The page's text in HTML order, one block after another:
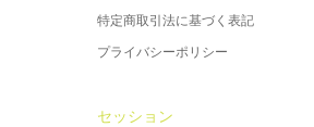
特定商取引法に基づく表記
プライバシーポリシー
セッション